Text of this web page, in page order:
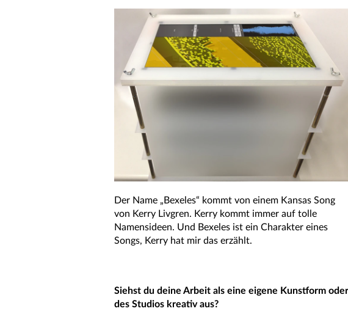
Der Name „Bexeles“ kommt von einem Kansas Song
von Kerry Livgren. Kerry kommt immer auf tolle
Namensideen. Und Bexeles ist ein Charakter eines
Songs, Kerry hat mir das erzählt.
Siehst du deine Arbeit als eine eigene Kunstform
des Studios kreativ aus?